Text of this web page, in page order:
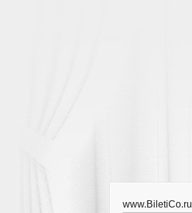
www.BiletiCo.ru